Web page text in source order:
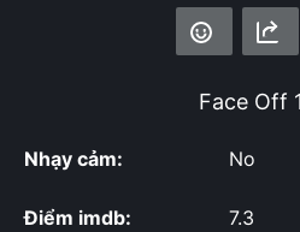
Face Off
Nhạy cảm: No
Điểm imdb: 7.3